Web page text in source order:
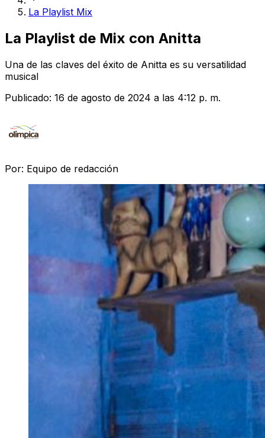
La Playlist Mix
La Playlist de Mix con Anitta
Una de las claves del éxito de Anitta es su versatilidad
musical
Publicado: 16 de agosto de 2024 a las 4:12 p. m.
Por: Equipo de redacción